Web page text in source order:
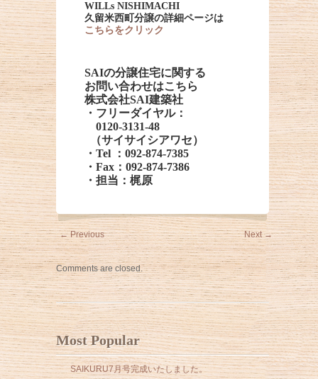
WILLs NISHIMACHI
久留米西町分譲の詳細ページは
こちらをクリック
SAIの分譲住宅に関する
お問い合わせはこちら
株式会社SAI建築社
・フリーダイヤル：
0120-3131-48
（サイサイシアワセ）
・Tel ：092-874-7385
・Fax：092-874-7386
・担当：梶原
←Previous Next→
Comments are closed.
Most Popular
SAIKURU7月号完成いたしました。